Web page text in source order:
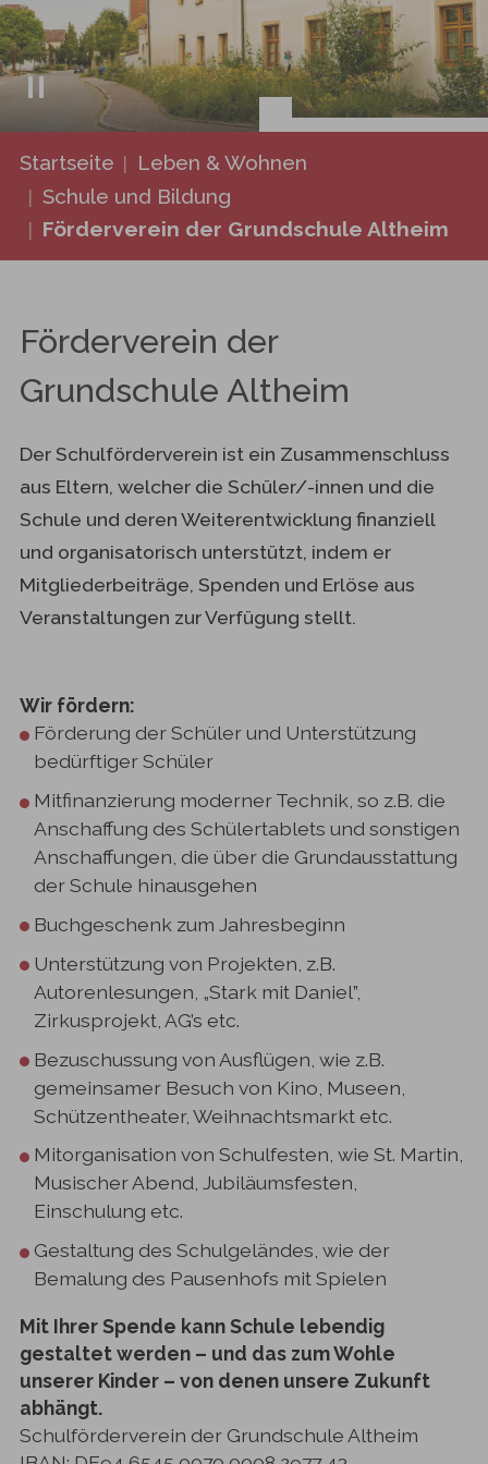
Startseite
Leben & Wohnen
Schule und Bildung
Förderverein der Grundschule Altheim
Förderverein der
Grundschule Altheim
Der Schulförderverein ist ein Zusammenschluss
aus Eltern, welcher die Schüler/-innen und die
Schule und deren Weiterentwicklung finanziell
und organisatorisch unterstützt, indem er
Mitgliederbeiträge, Spenden und Erlöse aus
Veranstaltungen zur Verfügung stellt.
Wir fördern:
Förderung der Schüler und Unterstützung
bedürftiger Schüler
Mitfinanzierung moderner Technik, so z.B. die
Anschaffung des Schülertablets und sonstigen
Anschaffungen, die über die Grundausstattung
der Schule hinausgehen
Buchgeschenk zum Jahresbeginn
Unterstützung von Projekten, z.B.
Autorenlesungen, „Stark mit Daniel”,
Zirkusprojekt, AG’s etc.
Bezuschussung von Ausflügen, wie z.B.
gemeinsamer Besuch von Kino, Museen,
Schützentheater, Weihnachtsmarkt etc.
Mitorganisation von Schulfesten, wie St. Martin,
Musischer Abend, Jubiläumsfesten,
Einschulung etc.
Gestaltung des Schulgeländes, wie der
Bemalung des Pausenhofs mit Spielen
Mit Ihrer Spende kann Schule lebendig
gestaltet werden – und das zum Wohle
unserer Kinder – von denen unsere Zukunft
abhängt.
Schulförderverein der Grundschule Altheim